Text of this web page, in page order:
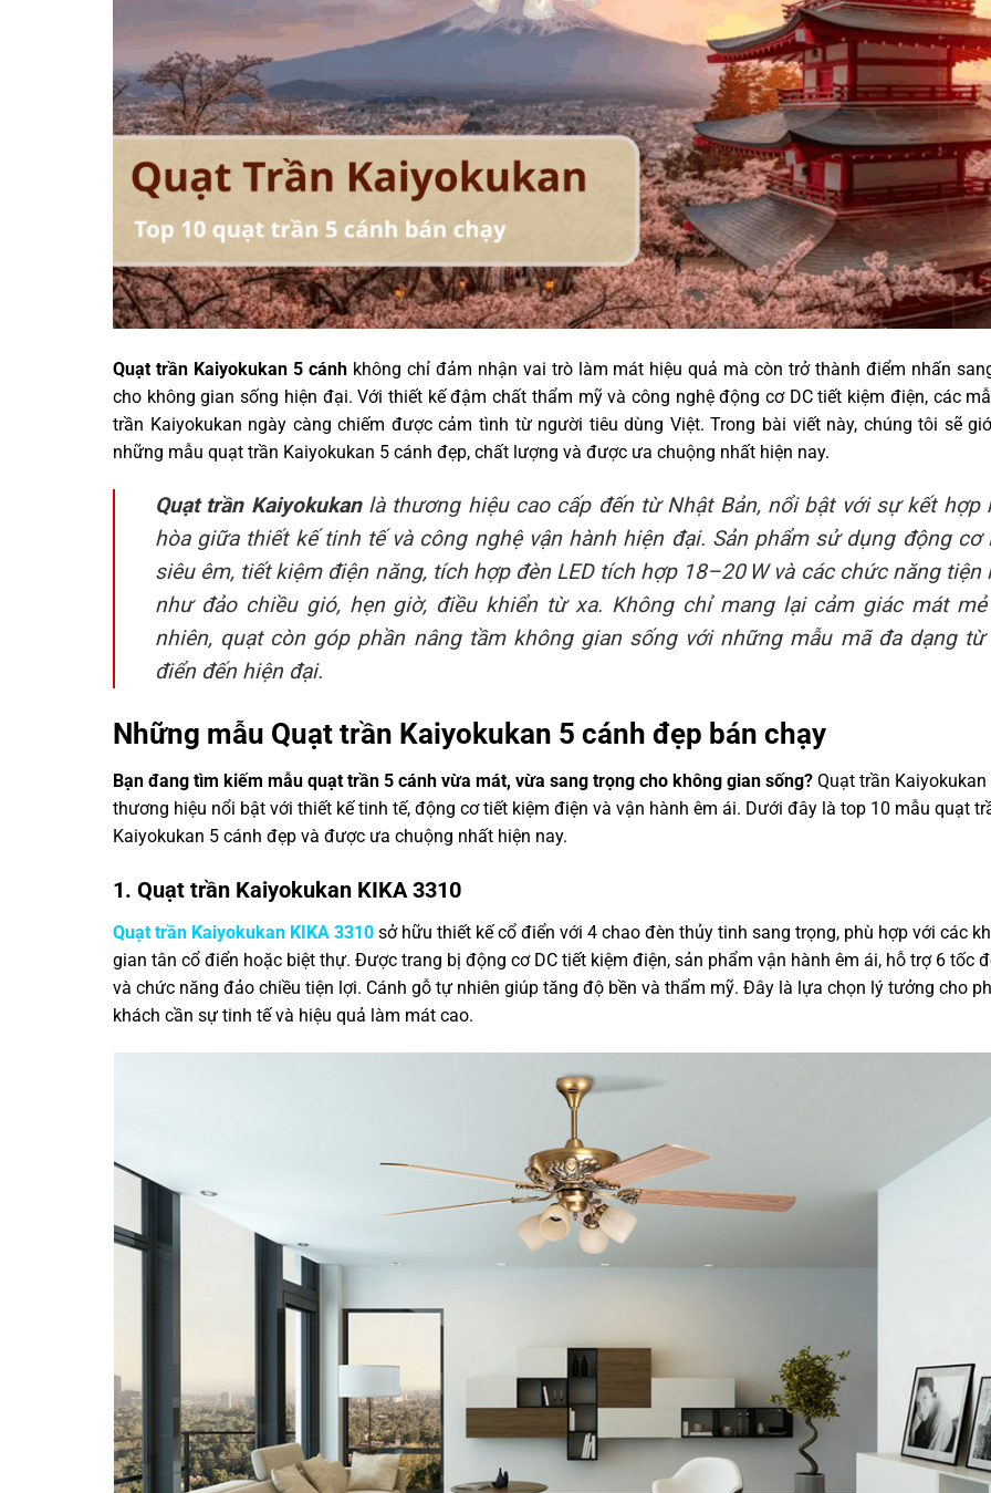
Quạt trần Kaiyokukan 5 cánh không chỉ đảm nhận vai trò làm mát hiệu quả mà còn trở thành điểm nhấn
cho không gian sống hiện đại. Với thiết kế đậm chất thẩm mỹ và công nghệ động cơ DC tiết kiệm điện, các
trần Kaiyokukan ngày càng chiếm được cảm tình từ người tiêu dùng Việt. Trong bài viết này, chúng tôi sẽ
những mẫu quạt trần Kaiyokukan 5 cánh đẹp, chất lượng và được ưa chuộng nhất hiện nay.
Quạt trần Kaiyokukanlà thương hiệu cao cấp đến từ Nhật Bản, nổi bật với sự kết hợp
hòa giữa thiết kế tinh tế và công nghệ vận hành hiện đại. Sản phẩm sử dụng động cơ
siêu êm, tiết kiệm điện năng, tích hợp đèn LED tích hợp 18–20 W và các chức năng tiện
như đảo chiều gió, hẹn giờ, điều khiển từ xa. Không chỉ mang lại cảm giác mát
nhiên, quạt còn góp phần nâng tầm không gian sống với những mẫu mã đa dạng từ
điển đến hiện đại.
Những mẫu Quạt trần Kaiyokukan 5 cánh đẹp bán chạy
Bạn đang tìm kiếm mẫu quạt trần 5 cánh vừa mát, vừa sang trọng cho không gian sống? Quạt trần Kaiyokukan
thương hiệu nổi bật với thiết kế tinh tế, động cơ tiết kiệm điện và vận hành êm ái. Dưới đây là top 10 mẫu quạt
Kaiyokukan 5 cánh đẹp và được ưa chuộng nhất hiện nay.
1. Quạt trần Kaiyokukan KIKA 3310
Quạt trần Kaiyokukan KIKA 3310 sở hữu thiết kế cổ điển với 4 chao đèn thủy tinh sang trọng, phù hợp với các
gian tân cổ điển hoặc biệt thự. Được trang bị động cơ DC tiết kiệm điện, sản phẩm vận hành êm ái, hỗ trợ 6 tốc
và chức năng đảo chiều tiện lợi. Cánh gỗ tự nhiên giúp tăng độ bền và thẩm mỹ. Đây là lựa chọn lý tưởng cho
khách cần sự tinh tế và hiệu quả làm mát cao.